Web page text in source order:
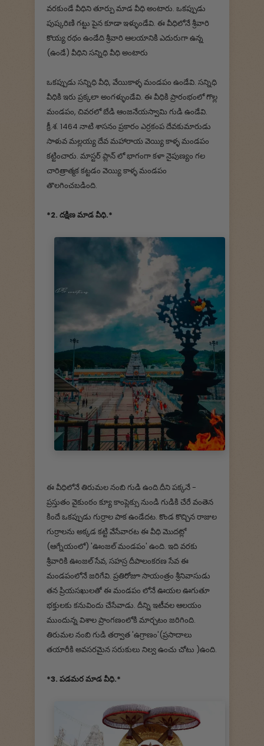
వరకుండే వీధిని తూర్పు మాడ వీధి అంటారు. ఒకప్పుడు
పుష్కరిణి గట్టు పైన కూడా ఇళ్ళుండేవి. ఈ వీధిలోనే శ్రీవారి
కొయ్య రథం ఉండేది శ్రీవారి ఆలయానికి ఎదురుగా ఉన్న
(ఉండే) వీధిని సన్నిధి వీధి అంటారు
ఒకప్పుడు సన్నిధి వీధి, వేయికాళ్ళ మండపం ఉండేవి. సన్నిధి
వీధికి ఇరు ప్రక్కలా అంగళ్ళుండేవి. ఈ వీధికి ప్రారంభంలో గొల్ల
మండపం, చివరలో బేడి ఆంజనేయస్వామి గుడి ఉండేవి.
క్రీ.శ. 1464 నాటి శాసనం ప్రకారం ఎర్రకంప దేవకుమారుడు
సాళువ మల్లయ్య దేవ మహారాయ వెయ్యి కాళ్ళ మండపం
కట్టించారు. మాస్టర్ ప్లాన్ లో భాగంగా కళా నైపుణ్యం గల
చారిత్రాత్మక కట్టడం వెయ్యి కాళ్ళ మండపం
తొలగించబడింది.
*2. దక్షిణ మాడ వీధి.*
ఈ వీధిలోనే తిరుమల నంబి గుడి ఉంది.దీని పక్కనే -
ప్రస్తుతం వైకుంఠం క్యూ కాంప్లెక్సు నుండి గుడికి చేరే వంతెన
కిందే ఒకప్పుడు గుర్రాల పాక ఉండేదట. కొండ కొచ్చిన రాజుల
గుర్రాలను అక్కడ కట్టి వేసేవారట ఈ వీధి మొదట్లో
(ఆగ్నేయంలో) 'ఊంజల్ మండపం' ఉంది. ఇది వరకు
శ్రీవారికి ఊంజల్ సేవ, సహస్ర దీపాలంకరణ సేవ ఈ
మండపంలోనే జరిగేవి. ప్రతిరోజూ సాయంత్రం శ్రీనివాసుడు
తన ప్రియసఖులతో ఈ మండపం లోనే ఊయల ఊగుతూ
భక్తులకు కనువిందు చేసేవాడు. దీన్ని ఇటీవల ఆలయం
ముందున్న విశాల ప్రాంగణంలోకి మార్చటం జరిగింది.
తిరుమల నంబి గుడి తర్వాత 'ఉగ్రాణం'(ప్రసాదాలు
తయారీకి అవసరమైన సరుకులు నిల్వ ఉంచు చోటు )ఉంది.
*3. పడమర మాడ వీధి.*